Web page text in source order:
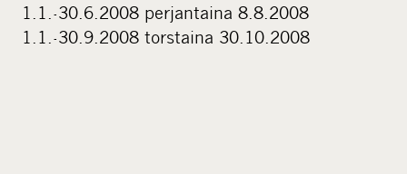
1.1.-30.6.2008 perjantaina 8.8.2008
1.1.-30.9.2008 torstaina 30.10.2008